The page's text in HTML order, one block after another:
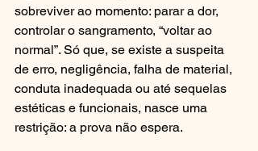
sobreviver ao momento: parar a dor,
controlar o sangramento, “voltar ao
normal”. Só que, se existe a suspeita
de erro, negligência, falha de material,
conduta inadequada ou até sequelas
estéticas e funcionais, nasce uma
restrição: a prova não espera.